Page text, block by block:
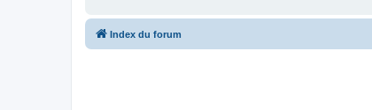
Index du forum